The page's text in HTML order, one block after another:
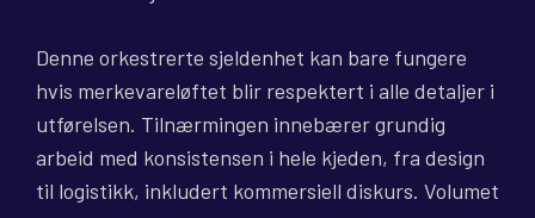
Denne orkestrerte sjeldenhet kan bare fungere
hvis merkevareløftet blir respektert i alle detaljer i
utførelsen. Tilnærmingen innebærer grundig
arbeid med konsistensen i hele kjeden, fra design
til logistikk, inkludert kommersiell diskurs. Volumet